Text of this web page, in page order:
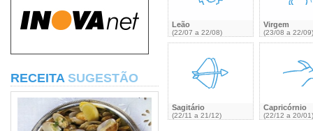
RECEITA SUGESTÃO
Leão
(22/07 a 22/08)
Virgem
(23/08 a 22/09)
Sagitário
(22/11 a 21/12)
Capricórnio
(22/12 a 20/01)